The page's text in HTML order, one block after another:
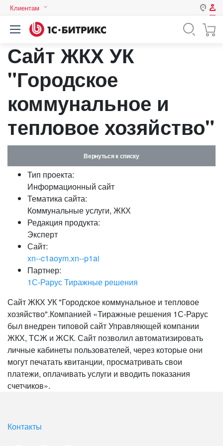
Клиентам
Авторизация
Нет аккаунта? Зарегистрироваться
Логин
Пароль
компьютере
Забыли свой пароль?
или войдите с помощью
Сайт ЖКХ УК
"Городское
коммунальное и
тепловое хозяйство"
Вернуться к списку
Тип проекта:
Информационный сайт
Тематика сайта:
Коммунальные услуги, ЖКХ
Редакция продукта:
Эксперт
Сайт:
xn--c1aoym.xn--p1ai
Партнер:
1С-Рарус Тиражные решения
Сайт ЖКХ УК "Городское коммунальное и тепловое
хозяйство".Компанией «Тиражные решения 1С-Рарус
был внедрен типовой сайт Управляющей компании
ЖКХ, ТСЖ и ЖСК. Сайт позволил автоматизировать
личные кабинеты пользователей, через которые они
могут печатать квитанции, просматривать свои
платежи, оплачивать услуги и вводить показания
счетчиков».
Контакты